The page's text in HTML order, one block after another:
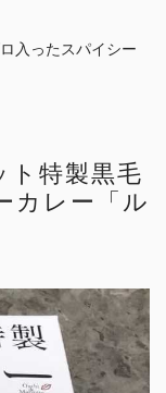
入ったスパイシー
ト特製黒毛
カレー「ル